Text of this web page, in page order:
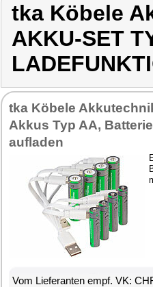
tka Köbele
AKKU-SET
tka Köbele
Akkus Typ AA,
aufladen
Vom Lieferanten empf. VK: